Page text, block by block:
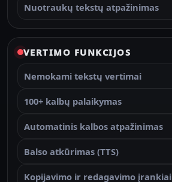
Nuotraukų tekstų atpažinimas
VERTIMO FUNKCIJOS
Nemokami tekstų vertimai
100+ kalbų palaikymas
Automatinis kalbos atpažinimas
Balso atkūrimas (TTS)
Kopijavimo ir redagavimo įrankiai